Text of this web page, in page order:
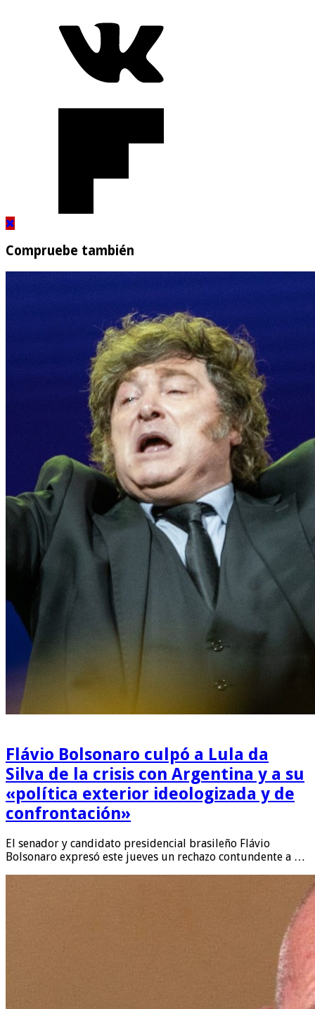
Compruebe también
Flávio Bolsonaro culpó a Lula da
Silva de la crisis con Argentina y a su
«política exterior ideologizada y de
confrontación»
El senador y candidato presidencial brasileño Flávio
Bolsonaro expresó este jueves un rechazo contundente a …